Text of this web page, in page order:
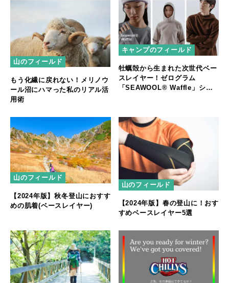
山のフィールド
もう化繊に戻れない！メリノウ
ール沼にハマった私のリアル活
用術
キャンプのフィールド
牡蠣殻から生まれた次世代ベー
スレイヤー！ゼログラム
「SEAWOOL® Waffle」シリ
山のフィールド
【2024年版】秋冬登山におすす
めの肌着(ベースレイヤー)
山のフィールド
【2024年版】春の登山に！おす
すめベースレイヤー5選